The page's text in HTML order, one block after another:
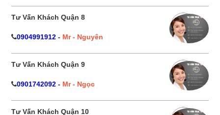
Tư Vấn Khách Quận 8
0904991912 - Mr - Nguyên
Tư Vấn Khách Quận 9
0901742092 - Mr - Ngọc
Tư Vấn Khách Quận 10